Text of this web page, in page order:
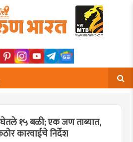
घेतले १५ बळी; एक जण ताब्यात,
कारवाईचे निर्देश